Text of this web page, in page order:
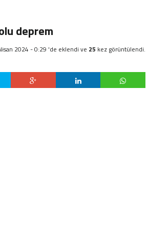
deprem
2024 - 0:29 'de eklendi ve 25 kez görüntülendi.